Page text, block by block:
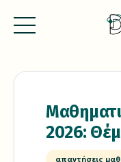
2026:
απαντήσεις